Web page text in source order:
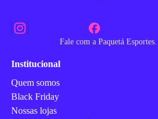
Fale com a Paquetá Esportes.
Institucional
Quem somos
Black Friday
Nossas lojas